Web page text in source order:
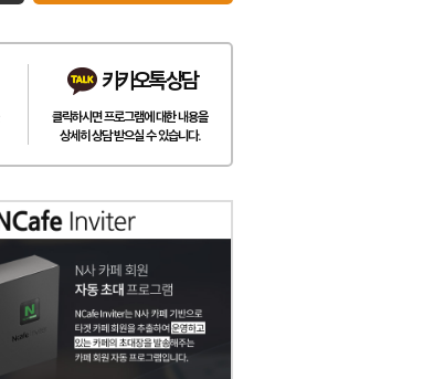
카카오톡 상담
클릭하시면 프로그램에 대한 내용을
상세히 상담 받으실 수 있습니다.